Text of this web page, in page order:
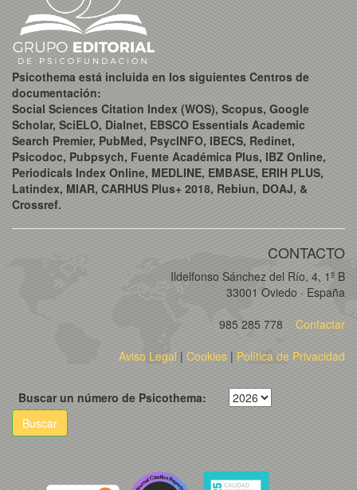
Psicothema está incluida en los siguientes Centros de
documentación:
Social Sciences Citation Index (WOS), Scopus, Google
Scholar, SciELO, Dialnet, EBSCO Essentials Academic
Search Premier, PubMed, PsycINFO, IBECS, Redinet,
Psicodoc, Pubpsych, Fuente Académica Plus, IBZ Online,
Periodicals Index Online, MEDLINE, EMBASE, ERIH PLUS,
Latindex, MIAR, CARHUS Plus+ 2018, Rebiun, DOAJ, &
Crossref.
CONTACTO
Ildelfonso Sánchez del Río, 4, 1º B
33001 Oviedo · España
985 285 778
Contactar
Aviso Legal| Cookies | Política de Privacidad
Buscar un número de Psicothema:
Buscar